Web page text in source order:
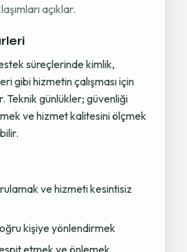
açıklar.
süreçlerinde kimlik,
gibi hizmetin çalışması için
Teknik günlükler; güvenliği
ve hizmet kalitesini ölçmek
ve hizmeti kesintisiz
kişiye yönlendirmek